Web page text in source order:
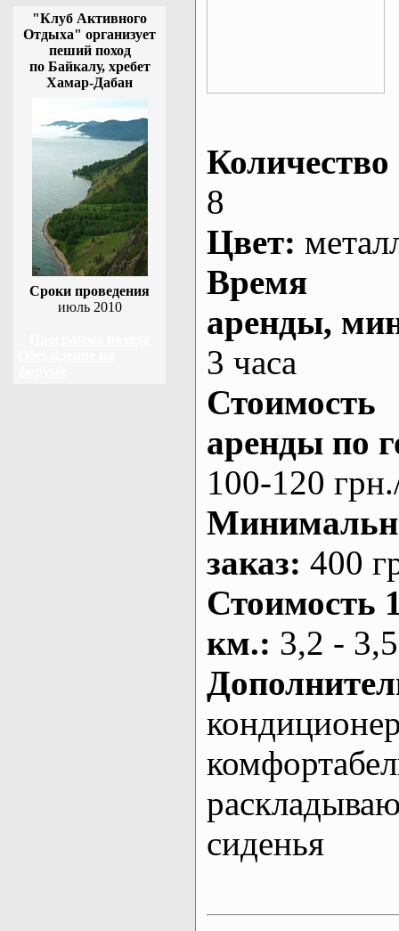
"Клуб Активного
Отдыха" организует
пеший поход
по Байкалу, хребет
Хамар-Дабан
Сроки проведения
июль 2010
Количество
8
Цвет:
Время
аренды,
3 часа
Стоимость
аренды по
100-120
заказ: 400
Стоимость
км.: 3,2 -
сиденья